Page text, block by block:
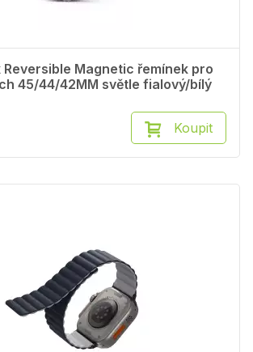
Reversible Magnetic řemínek pro
45/44/42MM světle fialový/bílý
Koupit